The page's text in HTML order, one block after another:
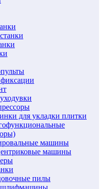
для укладки плитки
машины
машины
пилы